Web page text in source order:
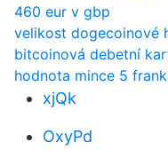
460 eur v gbp
velikost dogecoinové
bitcoinová debetní
hodnota mince 5
xjQk
OxyPd